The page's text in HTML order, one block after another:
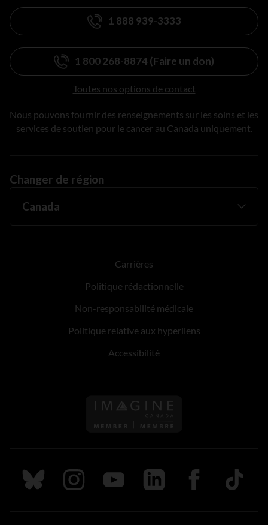
1 888 939-3333
1 800 268-8874 (Faire un don)
Toutes nos options de contact
Nous pouvons fournir des renseignements sur les soins et les
services de soutien pour le cancer au Canada uniquement.
Changer de région
Carrières
Politique rédactionnelle
Non-responsabilité médicale
Politique relative aux hyperliens
Accessibilité
Suivez nous sur Bluesky
Suivez nous sur Instagram
Suivez nous sur Youtube
Suivez nous sur LinkedIn
Suivez nous sur
TikTok